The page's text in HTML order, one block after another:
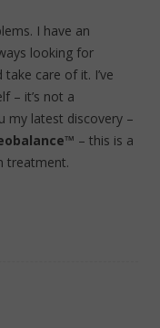
I have an
looking for
care of it. I’ve
– it’s not a
my latest discovery –
– this is a
treatment.